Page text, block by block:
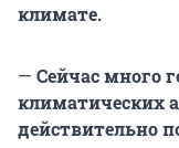
климате.
— Сейчас много
климатических
действительно